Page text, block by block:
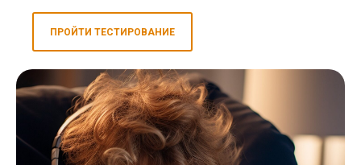
ПРОЙТИ ТЕСТИРОВАНИЕ